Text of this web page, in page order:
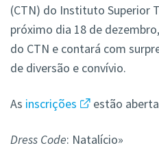
(CTN) do Instituto Superior
próximo dia 18 de
do CTN e contará com
de diversão e convívio.
As inscrições estão
Dress Code: Natalício»